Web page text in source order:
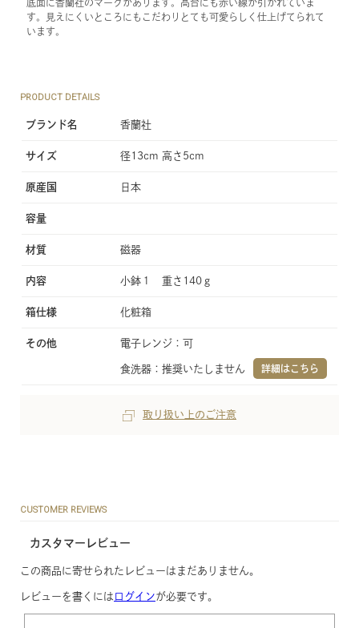
底面に香蘭社のマークがあります。高台にも赤い線が引かれていま
す。見えにくいところにもこだわりとても可愛らしく仕上げてられて
います。
PRODUCT DETAILS
ブランド名 香蘭社
サイズ 径13cm 高さ5cm
原産国 日本
容量
材質 磁器
内容 小鉢１ 重さ140ｇ
箱仕様 化粧箱
その他 電子レンジ：可
食洗器：推奨いたしません 詳細はこちら
取り扱い上のご注意
CUSTOMER REVIEWS
カスタマーレビュー
この商品に寄せられたレビューはまだありません。
レビューを書くには ログインが必要です。